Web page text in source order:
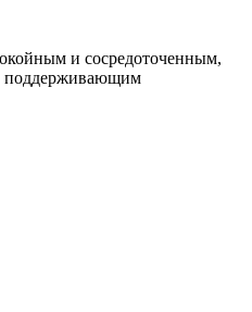
и сосредоточенным,
поддерживающим